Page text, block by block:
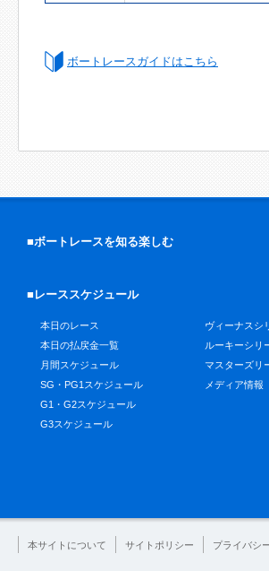
ボートレースガイドはこちら
■ボートレースを知る楽しむ
■レーススケジュール
本日のレース
本日の払戻金一覧
月間スケジュール
SG・PG1スケジュール
G1・G2スケジュール
G3スケジュール
ヴィーナスシ
ルーキーシリ
マスターズリ
メディア情報
本サイトについて サイトポリシー プライバシ